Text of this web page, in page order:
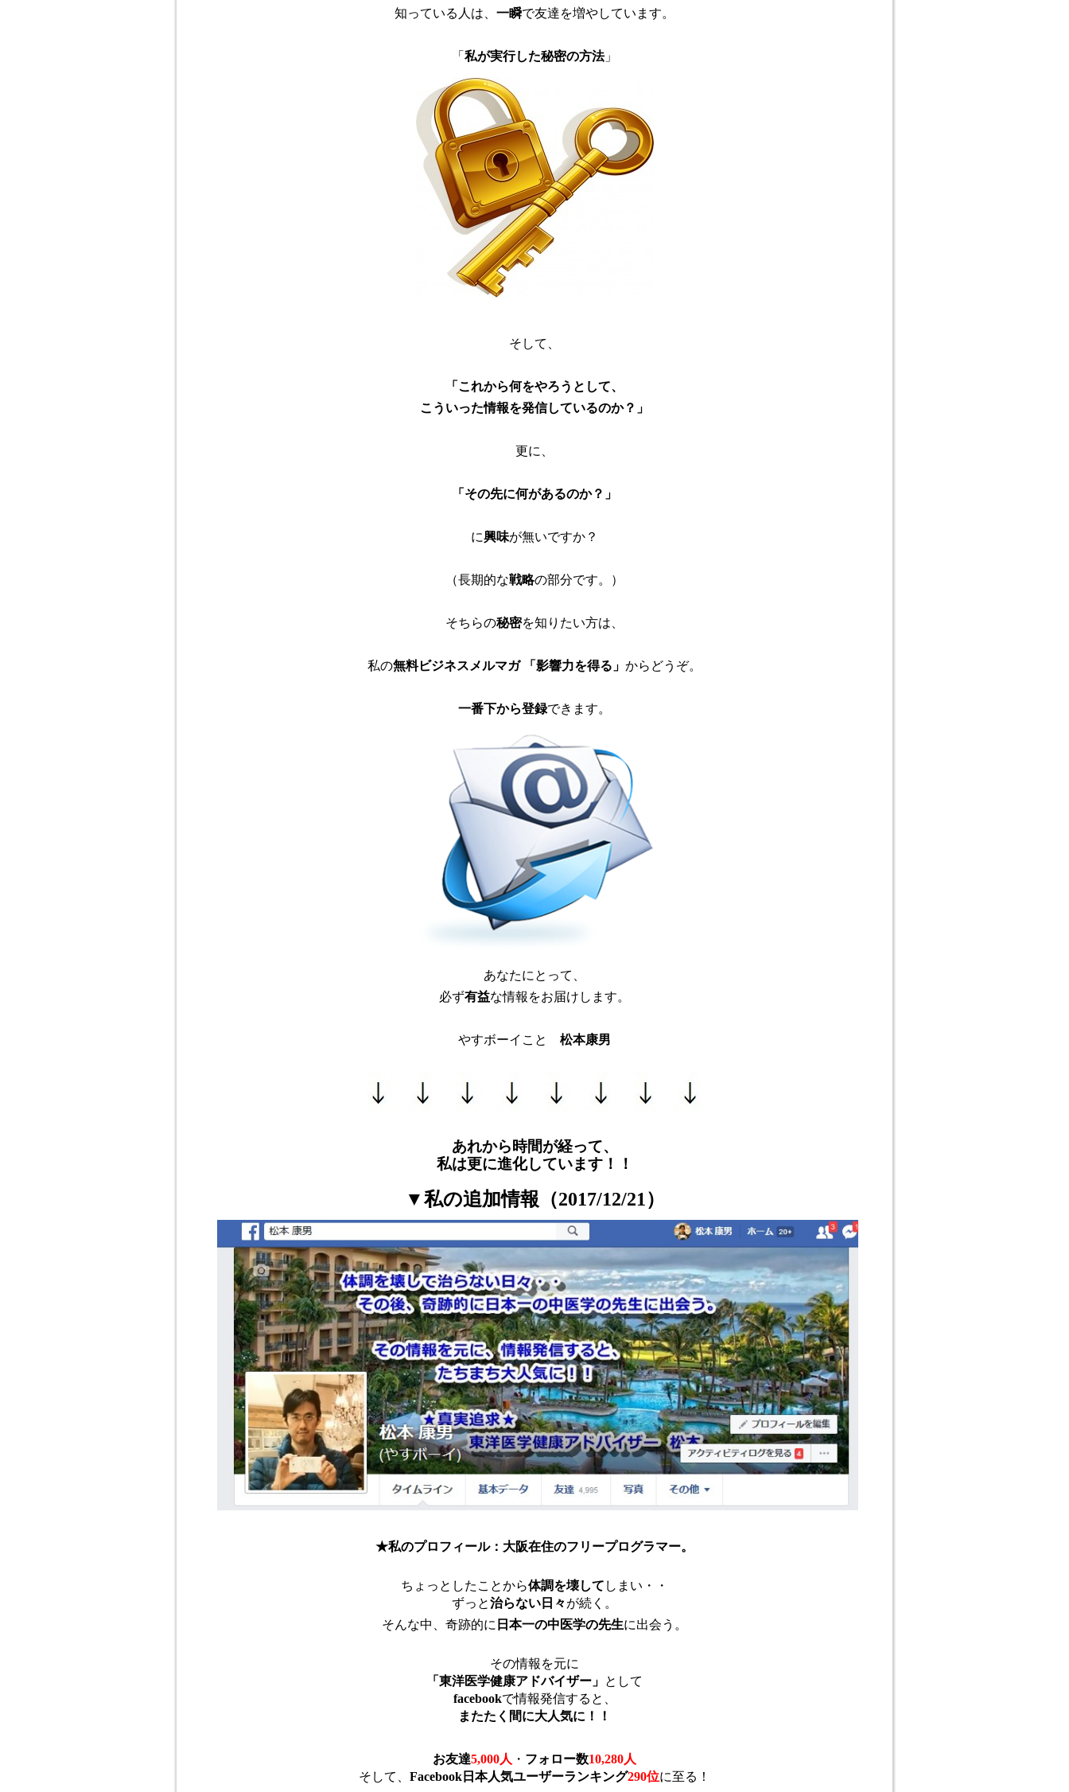
知っている人は、 一瞬で友達を増やしています。
「 私が実行した秘密の方法」
そして、
「これから何をやろうとして、
こういった情報を発信しているのか？」
更に、
「その先に何があるのか？」
に興味が無いですか？
（長期的な戦略の部分です。）
そちらの秘密を知りたい方は、
私の無料ビジネスメルマガ 「 影響力を得る」 からどうぞ。
一番下から登録できます。
あなたにとって、
必ず有益な情報をお届けします。
やすボーイこと 松本康男
あれから時間が経って、
私は更に進化しています！！
▼私の追加情報（2017/12/21）
★私のプロフィール：大阪在住のフリープログラマー。
ちょっとしたことから体調を壊して しまい・・
ずっと治らない日々が続く。
そんな中、奇跡的に 日本一の中医学の先生に出会う。
その情報を元に
「東洋医学健康アドバイザー」 として
facebookで情報発信すると、
またたく間に大人気に！！
お友達5,000人 ・ フォロー数10,280人
そして、 Facebook日本人気ユーザーランキング290位に至る！